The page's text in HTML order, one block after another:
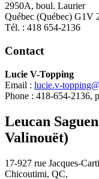
2950A, boul. Laurier
Québec (Québec) G1V
Tél. : 418 654-2136
Contact
Lucie V-Topping
Email : lucie.v-
Phone : 418-654-2136,
Leucan
Valinouët)
17-927 rue Jacques-
Chicoutimi, QC,